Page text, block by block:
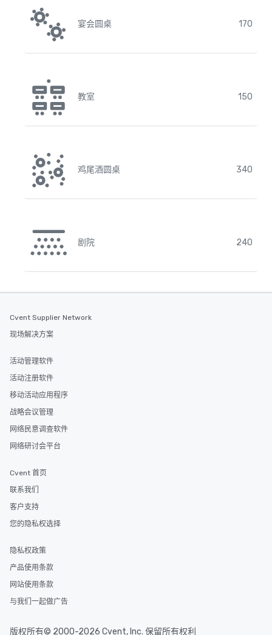
宴会圆桌 170
教室 150
鸡尾酒圆桌 340
剧院 240
Cvent Supplier Network
现场解决方案
活动管理软件
活动注册软件
移动活动应用程序
战略会议管理
网络民意调查软件
网络研讨会平台
Cvent 首页
联系我们
客户支持
您的隐私权选择
隐私权政策
产品使用条款
网站使用条款
与我们一起做广告
版权所有© 2000-2026 Cvent, Inc. 保留所有权利